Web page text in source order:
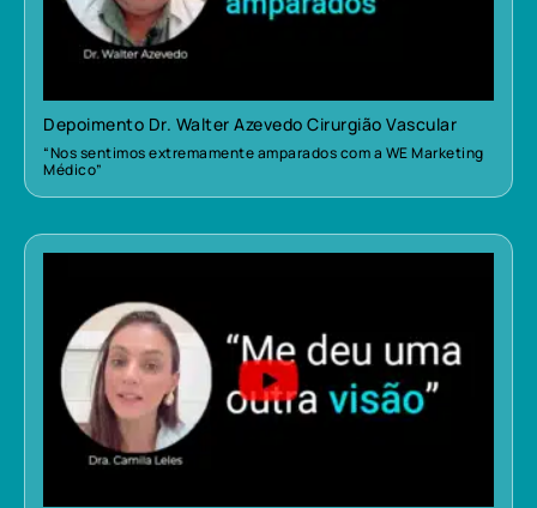
Depoimento Dr. Walter Azevedo Cirurgião Vascular
“Nos sentimos extremamente amparados com a WE Marketing
Médico”